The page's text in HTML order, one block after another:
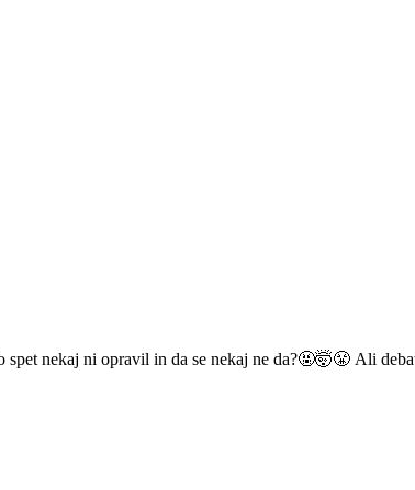
nekaj ni opravil in da se nekaj ne da?🤬🤯😤 Ali